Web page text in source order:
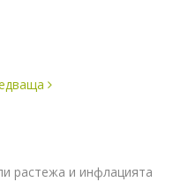
растежа и инфлацията